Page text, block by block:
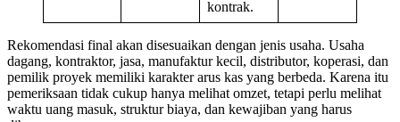
kontrak.
Rekomendasi final akan disesuaikan dengan jenis usaha. Usaha
dagang, kontraktor, jasa, manufaktur kecil, distributor, koperasi, dan
pemilik proyek memiliki karakter arus kas yang berbeda. Karena itu
pemeriksaan tidak cukup hanya melihat omzet, tetapi perlu melihat
waktu uang masuk, struktur biaya, dan kewajiban yang harus